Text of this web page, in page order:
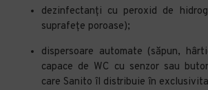
dezinfectanți cu peroxid de
suprafețe poroase);
dispersoare automate (săpun,
capace de WC cu senzor sau
care Sanito îl distribuie în